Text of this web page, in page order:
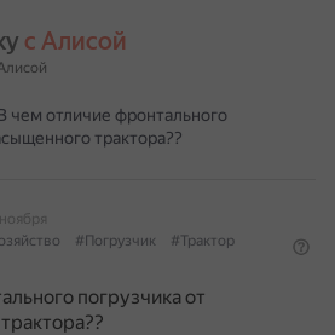
с Алисой
чем отличие фронтального
трактора??
#Погрузчик
#Трактор
погрузчика от